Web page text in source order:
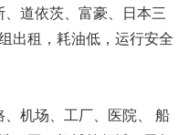
道依茨、富豪、日本三
出租，耗油低，运行安全
机场、工厂、医院、 船